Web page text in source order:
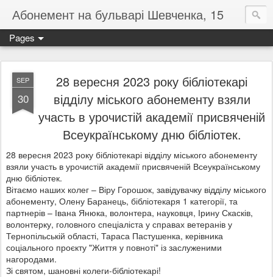
Абонемент на бульварі Шевченка, 15
Pages
SEP
30
28 вересня 2023 року бібліотекарі
відділу міського абонементу взяли
участь в урочистій академії присвяченій
Всеукраїнському дню бібліотек.
28 вересня 2023 року бібліотекарі відділу міського абонементу
взяли участь в урочистій академії присвяченій Всеукраїнському
дню бібліотек.
Вітаємо наших колег – Віру Горошок, завідувачку відділу міського
абонементу, Олену Баранець, бібліотекаря 1 категорії, та
партнерів – Івана Янюка, волонтера, науковця, Ірину Скасків,
волонтерку, головного спеціаліста у справах ветеранів у
Тернопільській області, Тараса Пастушенка, керівника
соціального проєкту "Життя у повноті" із заслуженими
нагородами.
Зі святом, шановні колеги-бібліотекарі!